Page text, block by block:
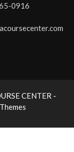
0916
CENTER -